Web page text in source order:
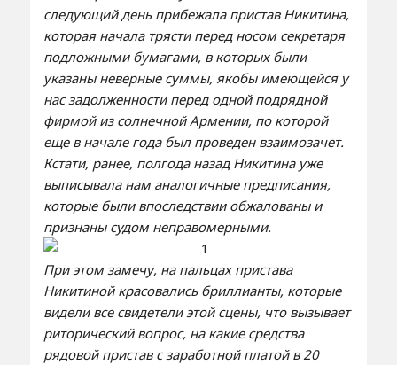
следующий день прибежала пристав Никитина,
которая начала трясти перед носом секретаря
подложными бумагами, в которых были
указаны неверные суммы, якобы имеющейся у
нас задолженности перед одной подрядной
фирмой из солнечной Армении, по которой
еще в начале года был проведен взаимозачет.
Кстати, ранее, полгода назад Никитина уже
выписывала нам аналогичные предписания,
которые были впоследствии обжалованы и
признаны судом неправомерными.
При этом замечу, на пальцах пристава
Никитиной красовались бриллианты, которые
видели все свидетели этой сцены, что вызывает
риторический вопрос, на какие средства
рядовой пристав с заработной платой в 20